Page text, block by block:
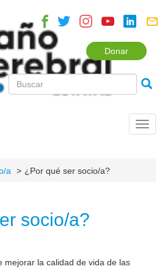
Donar
a ¿Por qué ser socio/a?
socio/a?
mejorar la calidad de vida de las